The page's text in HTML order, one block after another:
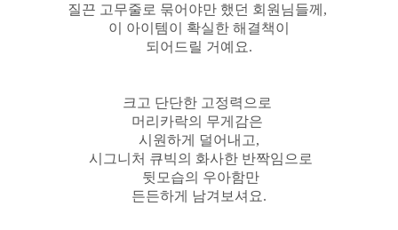
질끈 고무줄로 묶어야만 했던 회원님들께,
이 아이템이 확실한 해결책이
되어드릴 거예요.
크고 단단한 고정력으로
머리카락의 무게감은
시원하게 덜어내고,
시그니처 큐빅의 화사한 반짝임으로
뒷모습의 우아함만
든든하게 남겨보셔요.